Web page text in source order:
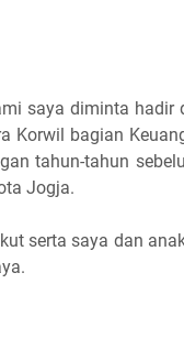
saya diminta hadir
Korwil bagian
tahun-tahun
Jogja.
serta saya dan